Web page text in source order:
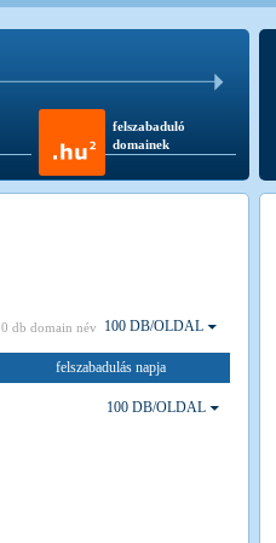
felszabaduló
domainek
0 db domain név 100 DB/OLDAL
felszabadulás napja
100 DB/OLDAL